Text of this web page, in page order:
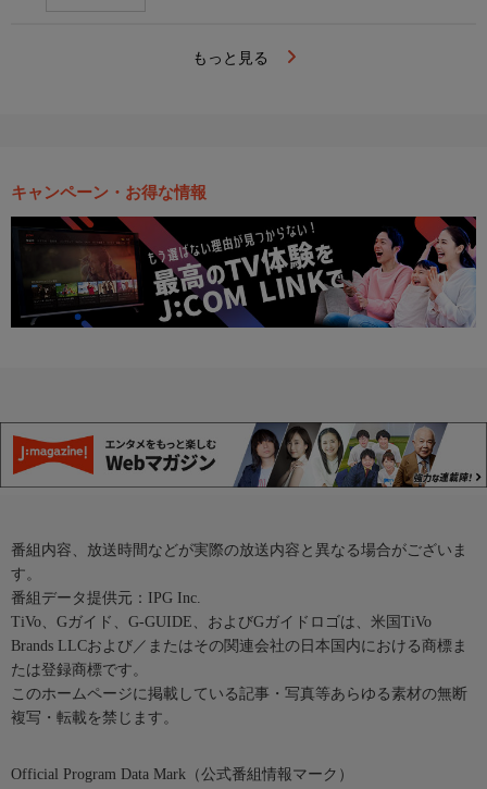
もっと見る
キャンペーン・お得な情報
番組内容、放送時間などが実際の放送内容と異なる場合がございま
す。
番組データ提供元：IPG Inc.
TiVo、Gガイド、G-GUIDE、およびGガイドロゴは、米国TiVo
Brands LLCおよび／またはその関連会社の日本国内における商標ま
たは登録商標です。
このホームページに掲載している記事・写真等あらゆる素材の無断
複写・転載を禁じます。
Official Program Data Mark（公式番組情報マーク）